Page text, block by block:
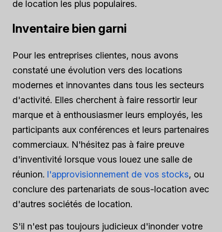
de location les plus populaires.
Inventaire bien garni
Pour les entreprises clientes, nous avons
constaté une évolution vers des locations
modernes et innovantes dans tous les secteurs
d'activité. Elles cherchent à faire ressortir leur
marque et à enthousiasmer leurs employés, les
participants aux conférences et leurs partenaires
commerciaux. N'hésitez pas à faire preuve
d'inventivité lorsque vous louez une salle de
réunion. l'approvisionnement de vos stocks, ou
conclure des partenariats de sous-location avec
d'autres sociétés de location.
S'il n'est pas toujours judicieux d'inonder votre